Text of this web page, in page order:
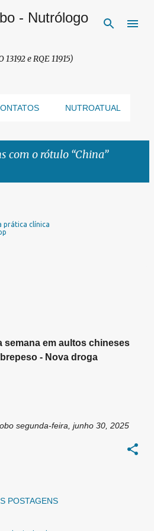
o conteúdo principal
- Nutrólogo
e RQE 11915)
NUTROATUAL
com o rótulo China
prática clínica
semana em aultos chineses
- Nova droga
segunda-feira, junho 30, 2025
POSTAGENS